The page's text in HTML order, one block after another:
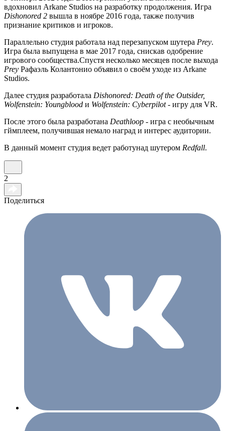
вдохновил Arkane Studios на разработку продолжения. Игра
Dishonored 2 вышла в ноябре 2016 года, также получив
признание критиков и игроков.
Параллельно студия работала над перезапуском шутера Prey.
Игра была выпущена в мае 2017 года, снискав одобрение
игрового сообщества.Спустя несколько месяцев после выхода
Prey Рафаэль Колантонио объявил о своём уходе из Arkane
Studios.
Далее студия разработала Dishonored: Death of the Outsider,
Wolfenstein: Youngblood и Wolfenstein: Cyberpilot- игру для VR.
После этого была разработана Deathloop - игра с необычным
гймплеем, получившая немало наград и интерес аудитории.
В данный момент студия ведет работунад шутером Redfall.
2
Поделиться